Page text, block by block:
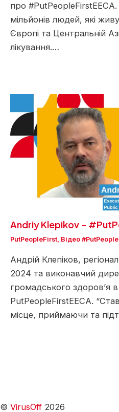
про
мільйонів людей, які
Європі та Центральній
лікування.…
Andriy Klepikov –
PutPeopleFirst, Відео
Андрій Клепіков,
2024 та виконавчий
громадського здоров’я в
PutPeopleFirstEECA.
місце, приймаючи та
© VirusOff 2026